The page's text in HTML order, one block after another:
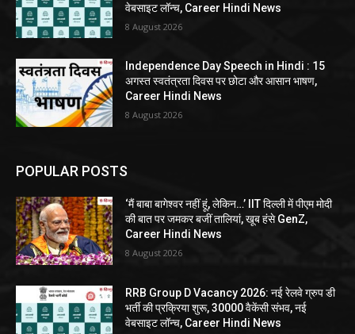
वेबसाइट लॉन्च, Career Hindi News
8 August 2026
Independence Day Speech in Hindi : 15
अगस्त स्वतंत्रता दिवस पर छोटा और आसान भाषण,
Career Hindi News
8 August 2026
POPULAR POSTS
‘मैं बाबा बागेश्वर नहीं हूं, लेकिन…’ IIT दिल्ली में पीएम मोदी
की बात पर जमकर बजीं तालियां, खूब हंसे GenZ,
Career Hindi News
8 August 2026
RRB Group D Vacancy 2026: नई रेलवे ग्रुप डी
भर्ती की प्रक्रिया शुरू, 30000 वैकेंसी संभव, नई
वेबसाइट लॉन्च, Career Hindi News